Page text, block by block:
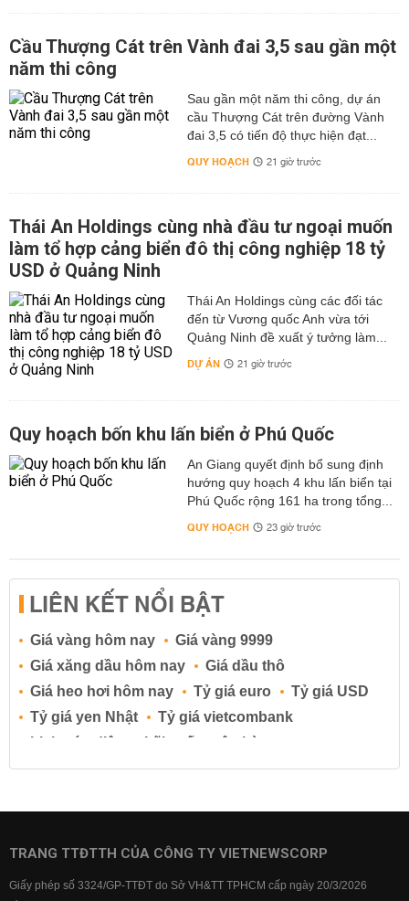
Cầu Thượng Cát trên Vành đai 3,5 sau gần một
năm thi công
Sau gần một năm thi công, dự án
cầu Thượng Cát trên đường Vành
đai 3,5 có tiến độ thực hiện đạt...
QUY HOẠCH 21 giờ trước
Thái An Holdings cùng nhà đầu tư ngoại muốn
làm tổ hợp cảng biển đô thị công nghiệp 18 tỷ
USD ở Quảng Ninh
Thái An Holdings cùng các đối tác
đến từ Vương quốc Anh vừa tới
Quảng Ninh đề xuất ý tưởng làm...
DỰ ÁN 21 giờ trước
Quy hoạch bốn khu lấn biển ở Phú Quốc
An Giang quyết định bổ sung định
hướng quy hoạch 4 khu lấn biển tại
Phú Quốc rộng 161 ha trong tổng...
QUY HOẠCH 23 giờ trước
LIÊN KẾT NỔI BẬT
Giá vàng hôm nay
Giá vàng 9999
Giá xăng dầu hôm nay
Giá dầu thô
Giá heo hơi hôm nay
Tỷ giá euro
Tỷ giá USD
Tỷ giá yen Nhật
Tỷ giá vietcombank
Lịch cúp điện
Lãi suất ngân hàng
Lãi suất tiết kiệm
Lãi suất tiền gửi
Lãi suất ngân hàng BIDV
Lãi suất ngân hàng Vietcombank
TRANG TTĐTTH CỦA CÔNG TY VIETNEWSCORP
Giấy phép số 3324/GP-TTĐT do Sở VH&TT TPHCM cấp ngày 20/3/2026